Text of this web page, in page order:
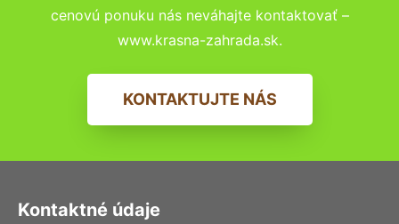
cenovú ponuku nás neváhajte kontaktovať –
www.krasna-zahrada.sk.
KONTAKTUJTE NÁS
Kontaktné údaje